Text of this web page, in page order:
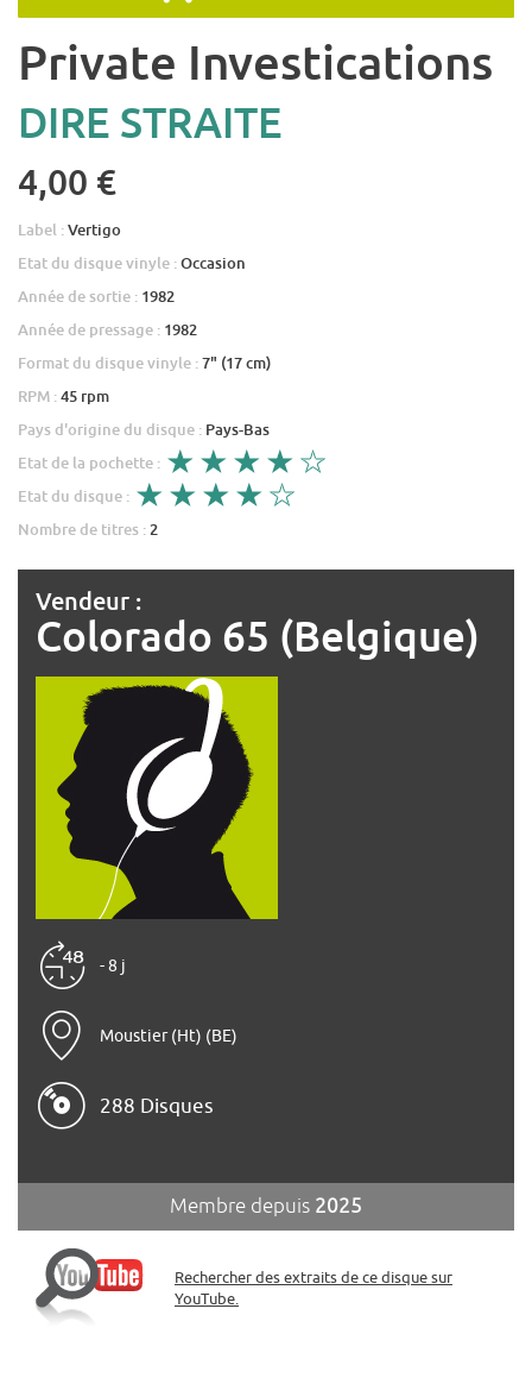
Private Investications
DIRE STRAITE
4,00 €
Label :Vertigo
Etat du disque vinyle :Occasion
Année de sortie : 1982
Année de pressage : 1982
Format du disque vinyle :7" (17 cm)
RPM :45 rpm
Pays d'origine du disque : Pays-Bas
Etat de la pochette :
Etat du disque :
Nombre de titres : 2
Vendeur :
Colorado 65 (Belgique)
- 8 j
Moustier (Ht) (BE)
288 Disques
Membre depuis 2025
Rechercher des extraits de ce disque sur
YouTube.